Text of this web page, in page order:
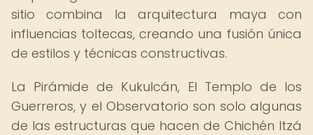
sitio combina la arquitectura maya con
influencias toltecas, creando una fusión única
de estilos y técnicas constructivas.
La Pirámide de Kukulcán, El Templo de los
Guerreros, y el Observatorio son solo algunas
de las estructuras que hacen de Chichén Itzá